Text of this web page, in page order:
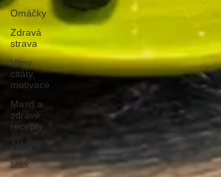
Omáčky
Zdravá
strava
Vtipy,
citáty,
motivace
Maso a
zdravé
recepty
Jáhly
Mák